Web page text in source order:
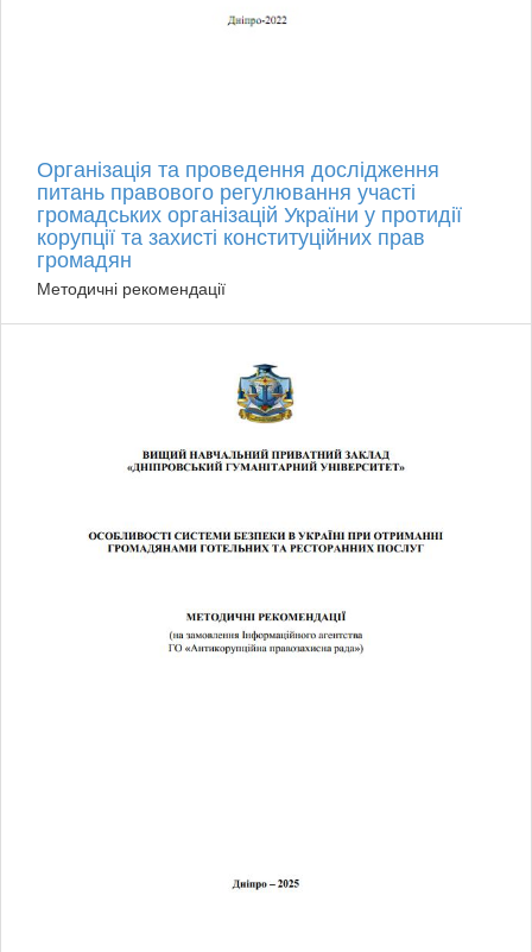
Організація та проведення дослідження
питань правового регулювання участі
громадських організацій України у протидії
корупції та захисті конституційних прав
громадян
Методичні рекомендації